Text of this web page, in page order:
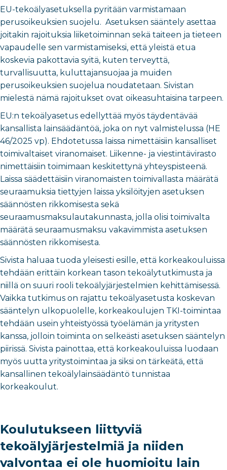
EU-tekoälyasetuksella pyritään varmistamaan
perusoikeuksien suojelu. Asetuksen sääntely asettaa
joitakin rajoituksia liiketoiminnan sekä taiteen ja tieteen
vapaudelle sen varmistamiseksi, että yleistä etua
koskevia pakottavia syitä, kuten terveyttä,
turvallisuutta, kuluttajansuojaa ja muiden
perusoikeuksien suojelua noudatetaan. Sivistan
mielestä nämä rajoitukset ovat oikeasuhtaisina tarpeen.
EU:n tekoälyasetus edellyttää myös täydentävää
kansallista lainsäädäntöä, joka on nyt valmistelussa (HE
46/2025 vp). Ehdotetussa laissa nimettäisiin kansalliset
toimivaltaiset viranomaiset. Liikenne- ja viestintävirasto
nimettäisiin toimimaan keskitettynä yhteyspisteenä.
Laissa säädettäisiin viranomaisten toimivallasta määrätä
seuraamuksia tiettyjen laissa yksilöityjen asetuksen
säännösten rikkomisesta sekä
seuraamusmaksulautakunnasta, jolla olisi toimivalta
määrätä seuraamusmaksu vakavimmista asetuksen
säännösten rikkomisesta.
Sivista haluaa tuoda yleisesti esille, että korkeakouluissa
tehdään erittäin korkean tason tekoälytutkimusta ja
niillä on suuri rooli tekoälyjärjestelmien kehittämisessä.
Vaikka tutkimus on rajattu tekoälyasetusta koskevan
sääntelyn ulkopuolelle, korkeakoulujen TKI-toimintaa
tehdään usein yhteistyössä työelämän ja yritysten
kanssa, jolloin toiminta on selkeästi asetuksen sääntelyn
piirissä. Sivista painottaa, että korkeakouluissa luodaan
myös uutta yritystoimintaa ja siksi on tärkeätä, että
kansallinen tekoälylainsäädäntö tunnistaa
korkeakoulut.
Koulutukseen liittyviä
tekoälyjärjestelmiä ja niiden
valvontaa ei ole huomioitu lain